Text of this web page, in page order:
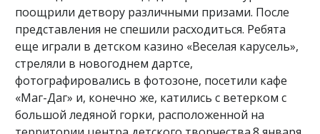
поощрили детвору различными призами. После
представления не спешили расходиться. Ребята
еще играли в детском казино «Веселая карусель»,
стреляли в новогоднем дартсе,
фотографировались в фотозоне, посетили кафе
«Маг-Даг» и, конечно же, катились с ветерком с
большой ледяной горки, расположенной на